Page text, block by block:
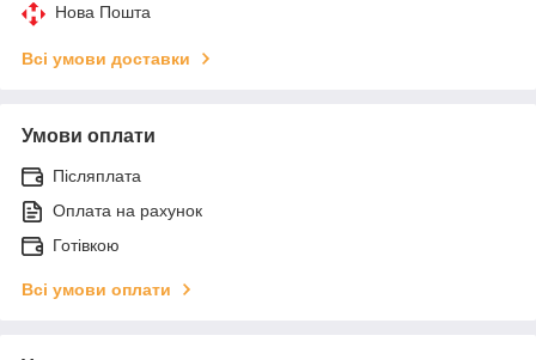
Нова Пошта
Всі умови доставки
Умови оплати
Післяплата
Оплата на рахунок
Готівкою
Всі умови оплати